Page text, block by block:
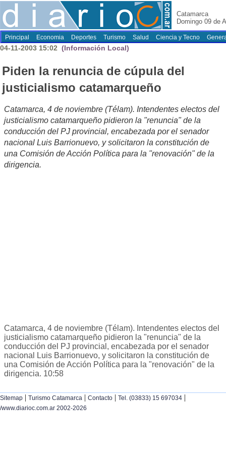
Catamarca
Domingo 09 de
Principal Economia Deportes Turismo Salud Ciencia y Tecno
04-11-2003 15:02 (Información Local)
Piden la renuncia de cúpula del
justicialismo catamarqueño
Catamarca, 4 de noviembre (Télam). Intendentes electos del
justicialismo catamarqueño pidieron la "renuncia" de la
conducción del PJ provincial, encabezada por el senador
nacional Luis Barrionuevo, y solicitaron la constitución de
una Comisión de Acción Política para la "renovación" de la
dirigencia.
Catamarca, 4 de noviembre (Télam). Intendentes electos del
justicialismo catamarqueño pidieron la "renuncia" de la
conducción del PJ provincial, encabezada por el senador
nacional Luis Barrionuevo, y solicitaron la constitución de
una Comisión de Acción Política para la "renovación" de la
dirigencia. 10:58
Sitemap | Turismo Catamarca | Contacto | Tel. (03833) 15 697034 |
/www.diarioc.com.ar 2002-2026